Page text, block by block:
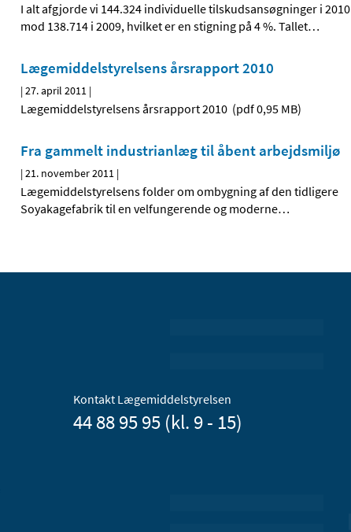
I alt afgjorde vi 144.324 individuelle tilskudsansøgninger i 2010
mod 138.714 i 2009, hvilket er en stigning på 4 %. Tallet…
Lægemiddelstyrelsens årsrapport 2010
|27. april 2011 |
Lægemiddelstyrelsens årsrapport 2010 (pdf 0,95 MB)
Fra gammelt industrianlæg til åbent arbejdsmiljø
|21. november 2011 |
Lægemiddelstyrelsens folder om ombygning af den tidligere
Soyakagefabrik til en velfungerende og moderne…
Kontakt Lægemiddelstyrelsen
44 88 95 95 (kl. 9 - 15)